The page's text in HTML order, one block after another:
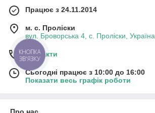
Працює з 24.11.2014
м. с. Проліски
вул. Броворська 4, с. Проліски, Україна
Контакти
Сьогодні працює з 10:00 до 16:00
Показати весь графік роботи
КНОПКА
ЗВ'ЯЗКУ